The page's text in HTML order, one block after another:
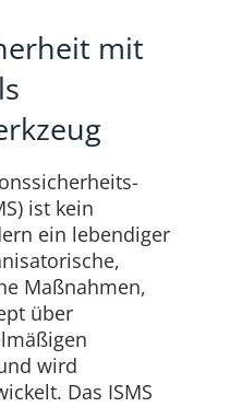
mit
ist kein
ein lebendiger
Maßnahmen,
über
wird
Das ISMS